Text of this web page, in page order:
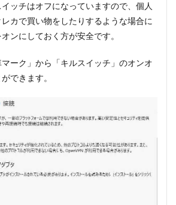
ッチはオフになっていますので、個人
カで買い物をしたりするような場合に
ンにしておく方が安全です。
ーク」から「キルスイッチ」のオンオ
できます。